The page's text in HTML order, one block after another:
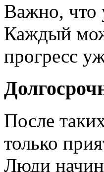
Важно, что
Каждый
прогресс
После
только
Люди